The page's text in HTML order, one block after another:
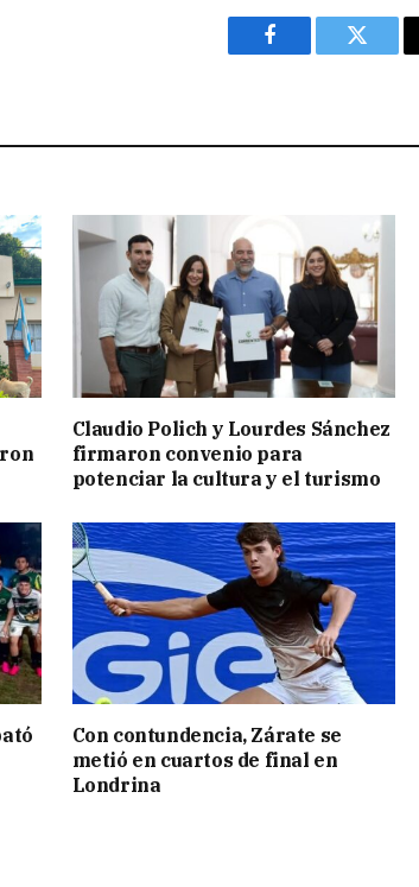
Facebook Twitter
Claudio Polich y Lourdes Sánchez
firmaron convenio para
potenciar la cultura y el turismo
Con contundencia, Zárate se
metió en cuartos de final en
Londrina